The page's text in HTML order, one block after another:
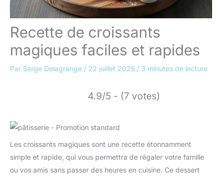
Recette de croissants
magiques faciles et rapides
Par Serge Delagrange / 22 juillet 2025 / 3 minutes de lecture
4.9/5 - (7 votes)
Les croissants magiques sont une recette étonnamment
simple et rapide, qui vous permettra de régaler votre famille
ou vos amis sans passer des heures en cuisine. Ce dessert